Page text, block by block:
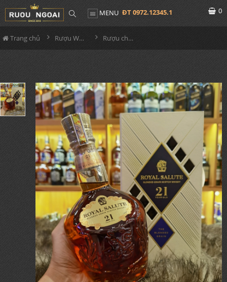
MENU ĐT 0972.12345.1 0
Trang chủ Rượu Whisky Rượu chivas 21YO The Blended Grain